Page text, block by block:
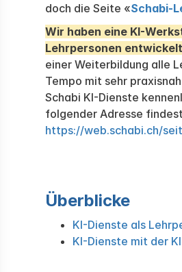
doch die Seite «Schabi-
Wir haben eine KI-
Lehrpersonen
einer Weiterbildung alle
Tempo mit sehr
Schabi KI-Dienste
folgender Adresse
https://web.schabi.ch/
Überblicke
KI-Dienste als
KI-Dienste mit der